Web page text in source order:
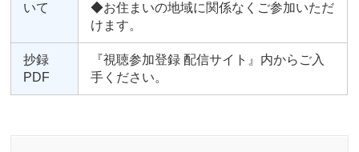
いて
◆お住まいの地域に関係なくご参加いただ
けます。
抄録
PDF
『視聴参加登録 配信サイト』内からご入
手ください。